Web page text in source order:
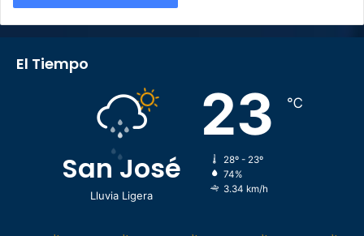
El Tiempo
San José
Lluvia Ligera
23 ℃
28º - 23º
74%
3.34 km/h